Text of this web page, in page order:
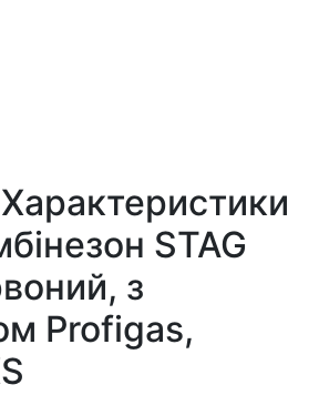
Характеристики
STAG
з
Profigas,